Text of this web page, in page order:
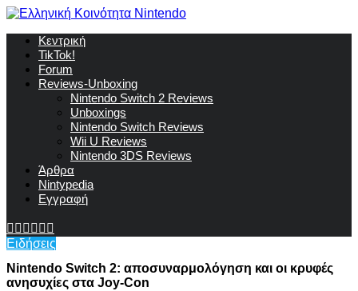
Κεντρική
TikTok!
Forum
Reviews-Unboxing
Nintendo Switch 2 Reviews
Unboxings
Nintendo Switch Reviews
Wii U Reviews
Nintendo 3DS Reviews
Άρθρα
Nintypedia
Εγγραφή
Ειδήσεις
Nintendo Switch 2: αποσυναρμολόγηση και οι κρυφές
ανησυχίες στα Joy-Con